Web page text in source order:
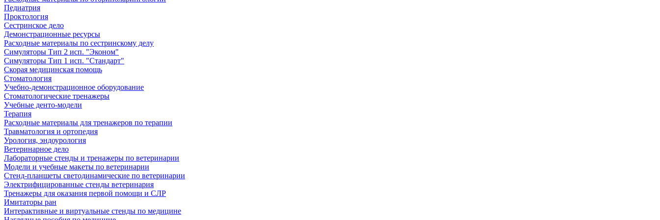
Педиатрия
Проктология
Сестринское дело
Демонстрационные ресурсы
Расходные материалы по сестринскому делу
Симуляторы Тип 2 исп. "Эконом"
Симуляторы Тип 1 исп. "Стандарт"
Скорая медицинская помощь
Стоматология
Учебно-демонстрационное оборудование
Стоматологические тренажеры
Учебные денто-модели
Терапия
Расходные материалы для тренажеров по терапии
Травматология и ортопедия
Урология, эндоурология
Ветеринарное дело
Лабораторные стенды и тренажеры по ветеринарии
Модели и учебные макеты по ветеринарии
Стенд-планшеты светодинамические по ветеринарии
Электрифицированные стенды ветеринария
Тренажеры для оказания первой помощи и СЛР
Имитаторы ран
Интерактивные и виртуальные стенды по медицине